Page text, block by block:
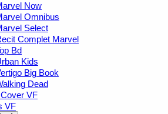
Now
Omnibus
Select
Complet Marvel
Bd
Kids
Big Book
Dead
VF
VF